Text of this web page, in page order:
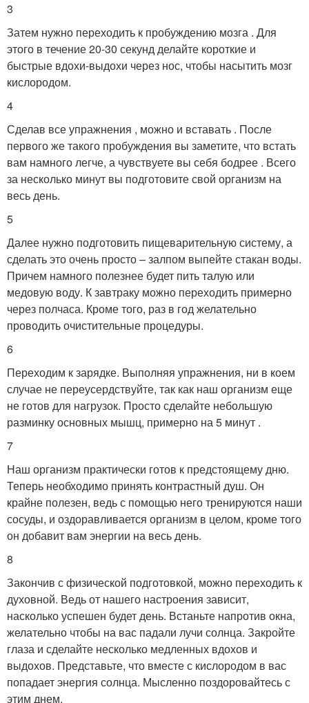
3
Затем нужно переходить к пробуждению мозга . Для
этого в течение 20-30 секунд делайте короткие и
быстрые вдохи-выдохи через нос, чтобы насытить мозг
кислородом.
4
Сделав все упражнения , можно и вставать . После
первого же такого пробуждения вы заметите, что встать
вам намного легче, а чувствуете вы себя бодрее . Всего
за несколько минут вы подготовите свой организм на
весь день.
5
Далее нужно подготовить пищеварительную систему, а
сделать это очень просто – залпом выпейте стакан воды.
Причем намного полезнее будет пить талую или
медовую воду. К завтраку можно переходить примерно
через полчаса. Кроме того, раз в год желательно
проводить очистительные процедуры.
6
Переходим к зарядке. Выполняя упражнения, ни в коем
случае не переусердствуйте, так как наш организм еще
не готов для нагрузок. Просто сделайте небольшую
разминку основных мышц, примерно на 5 минут .
7
Наш организм практически готов к предстоящему дню.
Теперь необходимо принять контрастный душ. Он
крайне полезен, ведь с помощью него тренируются наши
сосуды, и оздоравливается организм в целом, кроме того
он добавит вам энергии на весь день.
8
Закончив с физической подготовкой, можно переходить к
духовной. Ведь от нашего настроения зависит,
насколько успешен будет день. Встаньте напротив окна,
желательно чтобы на вас падали лучи солнца. Закройте
глаза и сделайте несколько медленных вдохов и
выдохов. Представьте, что вместе с кислородом в вас
попадает энергия солнца. Мысленно поздоровайтесь с
этим днем.